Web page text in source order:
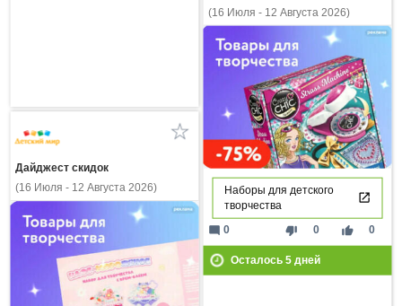
(16 Июля - 12 Августа 2026)
Наборы для детского
творчества
thumb_down 0 thumb_up 0
mode_comment 0
Осталось 5дней
Дайджест скидок
(16 Июля - 12 Августа 2026)